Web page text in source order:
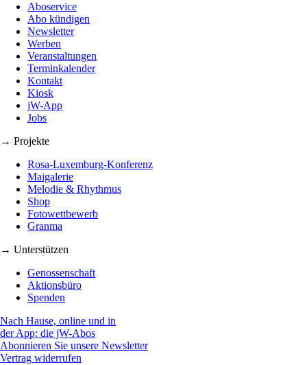
Aboservice
Abo kündigen
Newsletter
Werben
Veranstaltungen
Terminkalender
Kontakt
Kiosk
jW-App
Jobs
→ Projekte
Rosa-Luxemburg-Konferenz
Maigalerie
Melodie & Rhythmus
Shop
Fotowettbewerb
Granma
→ Unterstützen
Genossenschaft
Aktionsbüro
Spenden
Nach Hause, online und in
der App: die jW-Abos
Abonnieren Sie unsere Newsletter
Vertrag widerrufen